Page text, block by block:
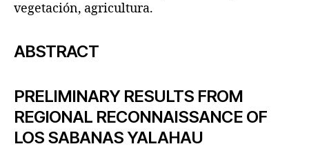
vegetación, agricultura.
ABSTRACT
PRELIMINARY RESULTS FROM
REGIONAL RECONNAISSANCE OF
LOS SABANAS YALAHAU